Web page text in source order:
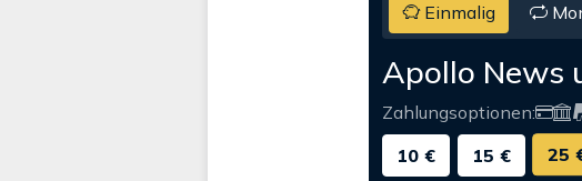
Einmalig
Apollo News
Zahlungsoptionen:
10 €
15 € 25